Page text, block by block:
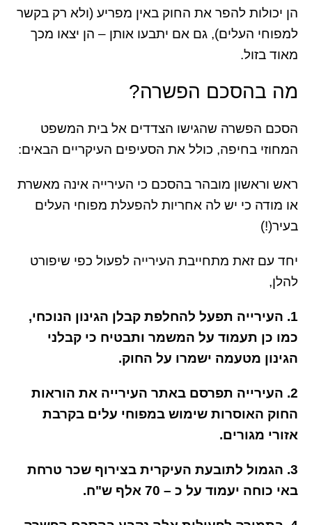
הן יכולות להפר את החוק באין מפריע (ולא רק בקשר
למפוחי העלים), גם אם יתבעו אותן – הן יצאו מכך
מאוד בזול.
מה בהסכם הפשרה?
הסכם הפשרה שהגישו הצדדים אל בית המשפט
המחוזי בחיפה, כולל את הסעיפים העיקריים הבאים:
ראש וראשון מובהר בהסכם כי העירייה אינה מאשרת
או מודה כי יש לה אחריות להפעלת מפוחי העלים
בעיר(!)
יחד עם זאת מתחייבת העירייה לפעול כפי שיפורט
להלן,
1. העירייה תפעל להחלפת קבלן הגינון הנוכחי,
כמו כן תעמוד על המשמר ותבטיח כי קבלני
הגינון מטעמה ישמרו על החוק.
2. העירייה תפרסם באתר העירייה את הוראות
החוק האוסרות שימוש במפוחי עלים בקרבת
אזורי מגורים.
3. הגמול לתובעת העיקרית בצירוף שכר טרחת
באי כוחה יעמוד על כ – 70 אלף ש"ח.